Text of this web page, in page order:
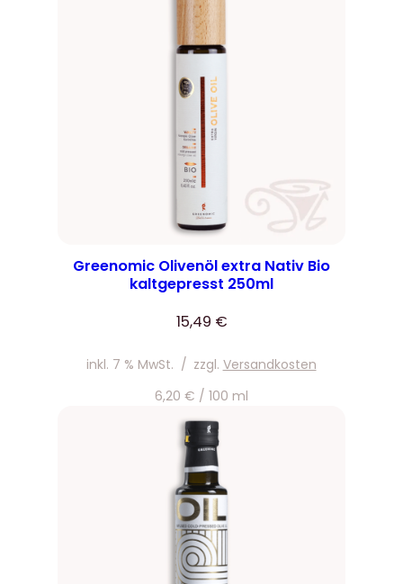
Greenomic Olivenöl extra Nativ Bio
kaltgepresst 250ml
15,49 €
inkl. 7 % MwSt. / zzgl. Versandkosten
6,20 € / 100 ml